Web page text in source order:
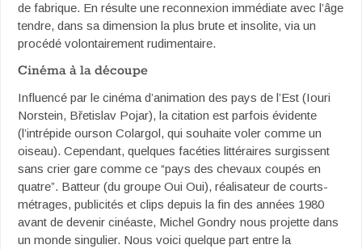
de fabrique. En résulte une reconnexion immédiate avec l’âge
tendre, dans sa dimension la plus brute et insolite, via un
procédé volontairement rudimentaire.
Cinéma à la découpe
Influencé par le cinéma d’animation des pays de l’Est (Iouri
Norstein, Břetislav Pojar), la citation est parfois évidente
(l’intrépide ourson Colargol, qui souhaite voler comme un
oiseau). Cependant, quelques facéties littéraires surgissent
sans crier gare comme ce “pays des chevaux coupés en
quatre”. Batteur (du groupe Oui Oui), réalisateur de courts-
métrages, publicités et clips depuis la fin des années 1980
avant de devenir cinéaste, Michel Gondry nous projette dans
un monde singulier. Nous voici quelque part entre la